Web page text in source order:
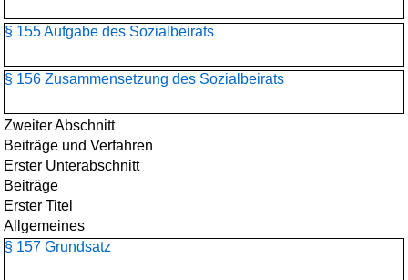
§ 155 Aufgabe des Sozialbeirats
§ 156 Zusammensetzung des Sozialbeirats
Zweiter Abschnitt
Beiträge und Verfahren
Erster Unterabschnitt
Beiträge
Erster Titel
Allgemeines
§ 157 Grundsatz